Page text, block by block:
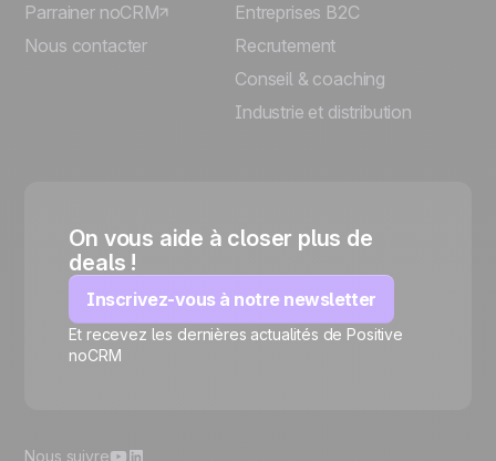
Parrainer noCRM
Nous contacter
Entreprises B2C
Recrutement
Conseil & coaching
Industrie et distribution
On vous aide à closer plus de
deals !
Inscrivez-vous à notre newsletter
Et recevez les dernières actualités de Positive
noCRM
Nous suivre